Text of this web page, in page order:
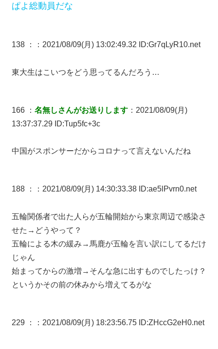
ぱよ総動員だな
138 ： ：2021/08/09(月) 13:02:49.32 ID:Gr7qLyR10.net
東大生はこいつをどう思ってるんだろう…
166 ： 名無しさんがお送りします ：2021/08/09(月)
13:37:37.29 ID:Tup5fc+3c
中国がスポンサーだからコロナって言えないんだね
188 ： ：2021/08/09(月) 14:30:33.38 ID:ae5lPvrn0.net
五輪関係者で出た人らが五輪開始から東京周辺で感染さ
せた→どうやって？
五輪による木の緩み→馬鹿が五輪を言い訳にしてるだけ
じゃん
始まってからの激増→そんな急に出すものでしたっけ？
というかその前の休みから増えてるがな
229 ： ：2021/08/09(月) 18:23:56.75 ID:ZHccG2eH0.net